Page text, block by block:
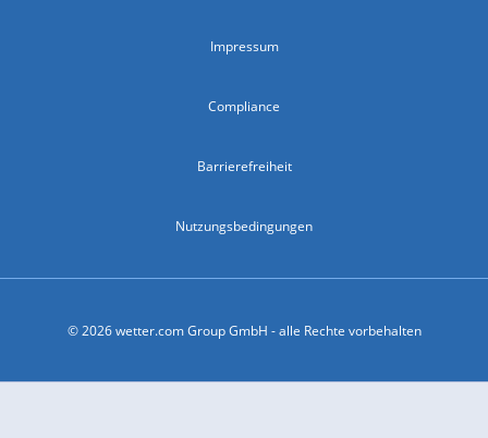
Impressum
Compliance
Barrierefreiheit
Nutzungsbedingungen
© 2026 wetter.com Group GmbH - alle Rechte vorbehalten